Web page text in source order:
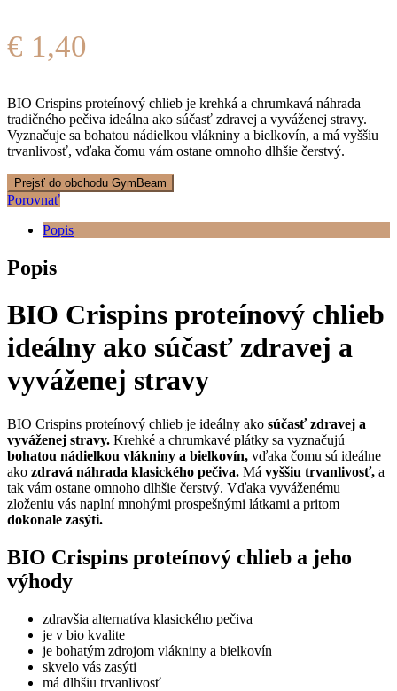
€ 1,40
BIO Crispins proteínový chlieb je krehká a chrumkavá náhrada
tradičného pečiva ideálna ako súčasť zdravej a vyváženej stravy.
Vyznačuje sa bohatou nádielkou vlákniny a bielkovín, a má vyššiu
trvanlivosť, vďaka čomu vám ostane omnoho dlhšie čerstvý.
Prejsť do obchodu GymBeam
Porovnať
Popis
Popis
BIO Crispins proteínový chlieb
ideálny ako súčasť zdravej a
vyváženej stravy
BIO Crispins proteínový chlieb je ideálny ako súčasť zdravej a
vyváženej stravy. Krehké a chrumkavé plátky sa vyznačujú
bohatou nádielkou vlákniny a bielkovín, vďaka čomu sú ideálne
ako zdravá náhrada klasického pečiva. Má vyššiu trvanlivosť, a
tak vám ostane omnoho dlhšie čerstvý. Vďaka vyváženému
zloženiu vás naplní mnohými prospešnými látkami a pritom
dokonale zasýti.
BIO Crispins proteínový chlieb a jeho
výhody
zdravšia alternatíva klasického pečiva
je v bio kvalite
je bohatým zdrojom vlákniny a bielkovín
skvelo vás zasýti
má dlhšiu trvanlivosť